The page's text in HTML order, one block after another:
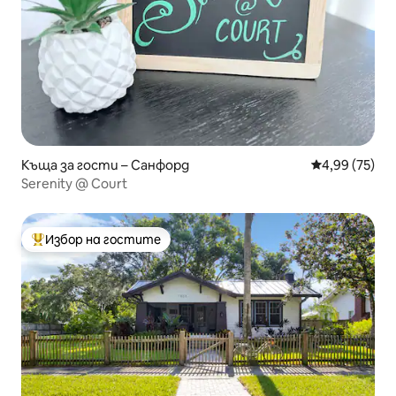
Къща за гости – Санфорд Средна
4,99 (75)
Serenity @ Court
Най-популярен избор на гостите
Избор на гостите